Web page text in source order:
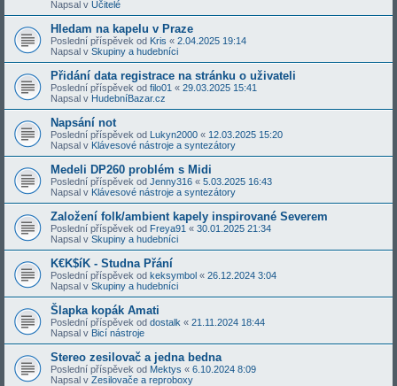
Napsal v Učitelé
Hledam na kapelu v Praze
Poslední příspěvek od Kris « 2.04.2025 19:14
Napsal v Skupiny a hudebníci
Přidání data registrace na stránku o uživateli
Poslední příspěvek od filo01 « 29.03.2025 15:41
Napsal v HudebníBazar.cz
Napsání not
Poslední příspěvek od Lukyn2000 « 12.03.2025 15:20
Napsal v Klávesové nástroje a syntezátory
Medeli DP260 problém s Midi
Poslední příspěvek od Jenny316 « 5.03.2025 16:43
Napsal v Klávesové nástroje a syntezátory
Založení folk/ambient kapely inspirované Severem
Poslední příspěvek od Freya91 « 30.01.2025 21:34
Napsal v Skupiny a hudebníci
K€K$íK - Studna Přání
Poslední příspěvek od keksymbol « 26.12.2024 3:04
Napsal v Skupiny a hudebníci
Šlapka kopák Amati
Poslední příspěvek od dostalk « 21.11.2024 18:44
Napsal v Bicí nástroje
Stereo zesilovač a jedna bedna
Poslední příspěvek od Mektys « 6.10.2024 8:09
Napsal v Zesilovače a reproboxy